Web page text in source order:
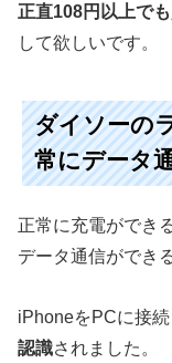
正直108円以上で
して欲しいです。
ダイソーの
常にデータ
正常に充電ができ
データ通信ができ
iPhoneをPCに接
認識されました。